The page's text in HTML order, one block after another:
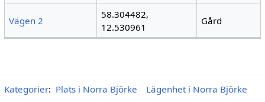
Vägen 2
58.304482,
12.530961
Gård
Kategorier: Plats i Norra Björke Lägenhet i Norra Björke